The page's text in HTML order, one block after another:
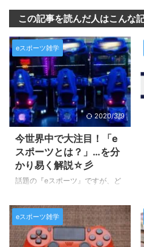
この記事を読んだ人はこんな
eスポーツ雑学
2020/3/9
今世界中で大注目！「e
スポーツとは？」…を分
かり易く解説☆彡
話題の『eスポーツ』ですが、ど
何がeスポーツではないゲームに
なるのか…？ 皆さんご存知です
か？？ 最近ではＴＶをはじめと
する色々なメディアで取り上げら
eスポーツ雑学